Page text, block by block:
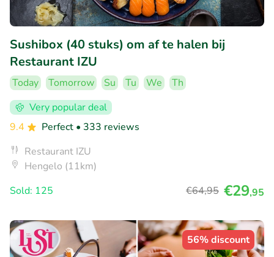
Sushibox (40 stuks) om af te halen bij
Restaurant IZU
Today Tomorrow Su Tu We
Th
Very popular deal
9.4
Perfect • 333 reviews
Restaurant IZU
Hengelo (11km)
Sold: 125
€64,95 €29,95
56% discount